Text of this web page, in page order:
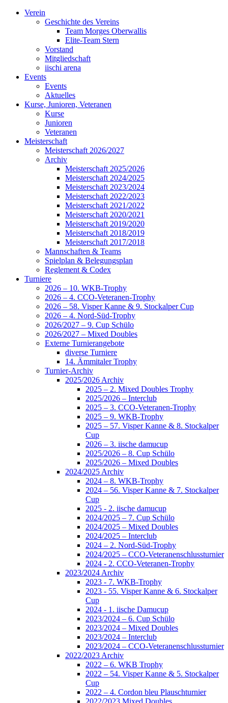
Verein
Geschichte des Vereins
Team Morges Oberwallis
Elite-Team Stern
Vorstand
Mitgliedschaft
iischi arena
Events
Events
Aktuelles
Kurse, Junioren, Veteranen
Kurse
Junioren
Veteranen
Meisterschaft
Meisterschaft 2026/2027
Archiv
Meisterschaft 2025/2026
Meisterschaft 2024/2025
Meisterschaft 2023/2024
Meisterschaft 2022/2023
Meisterschaft 2021/2022
Meisterschaft 2020/2021
Meisterschaft 2019/2020
Meisterschaft 2018/2019
Meisterschaft 2017/2018
Mannschaften & Teams
Spielplan & Belegungsplan
Reglement & Codex
Turniere
2026 – 10. WKB-Trophy
2026 – 4. CCO-Veteranen-Trophy
2026 – 58. Visper Kanne & 9. Stockalper Cup
2026 – 4. Nord-Süd-Trophy
2026/2027 – 9. Cup Schülo
2026/2027 – Mixed Doubles
Externe Turnierangebote
diverse Turniere
14. Ämmitaler Trophy
Turnier-Archiv
2025/2026 Archiv
2025 – 2. Mixed Doubles Trophy
2025/2026 – Interclub
2025 – 3. CCO-Veteranen-Trophy
2025 – 9. WKB-Trophy
2025 – 57. Visper Kanne & 8. Stockalper
Cup
2026 – 3. iische damucup
2025/2026 – 8. Cup Schülo
2025/2026 – Mixed Doubles
2024/2025 Archiv
2024 – 8. WKB-Trophy
2024 – 56. Visper Kanne & 7. Stockalper
Cup
2025 - 2. iische damucup
2024/2025 – 7. Cup Schülo
2024/2025 – Mixed Doubles
2024/2025 – Interclub
2024 – 2. Nord-Süd-Trophy
2024/2025 – CCO-Veteranenschlussturnier
2024 - 2. CCO-Veteranen-Trophy
2023/2024 Archiv
2023 - 7. WKB-Trophy
2023 - 55. Visper Kanne & 6. Stockalper
Cup
2024 - 1. iische Damucup
2023/2024 – 6. Cup Schülo
2023/2024 – Mixed Doubles
2023/2024 – Interclub
2023/2024 – CCO-Veteranenschlussturnier
2022/2023 Archiv
2022 – 6. WKB Trophy
2022 – 54. Visper Kanne & 5. Stockalper
Cup
2022 – 4. Cordon bleu Plauschturnier
2022/2023 Mixed Doubles